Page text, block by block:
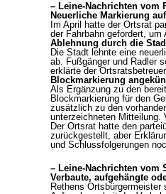
– Leine-Nachrichten vom
Neuerliche Markierung
Im April hatte der Ortsrat
der Fahrbahn gefordert,
Ablehnung durch die
Die Stadt lehnte eine
ab. Fußgänger und Radler
erklärte der
Blockmarkierung
Als Ergänzung zu den
Blockmarkierung für den
zusätzlich zu den
unterzeichneten Mitteilung.
Der Ortsrat hatte den
zurückgestellt, aber
und Schlussfolgerungen
– Leine-Nachrichten vom
Verbaute, aufgehängte
Rethens